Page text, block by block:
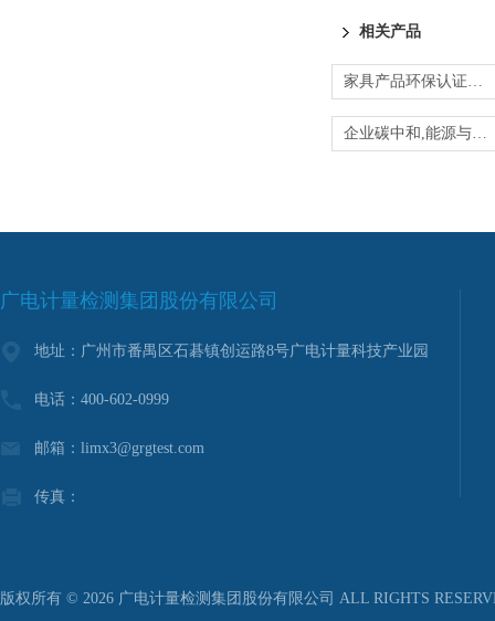
相关产品
家具产品环保认证-绿色环保标志认证
企业碳中和,能源与双碳服务
广电计量检测集团股份有限公司
地址：广州市番禺区石碁镇创运路8号广电计量科技产业园
电话：400-602-0999
邮箱：limx3@grgtest.com
传真：
版权所有 © 2026 广电计量检测集团股份有限公司 ALL RIGHTS